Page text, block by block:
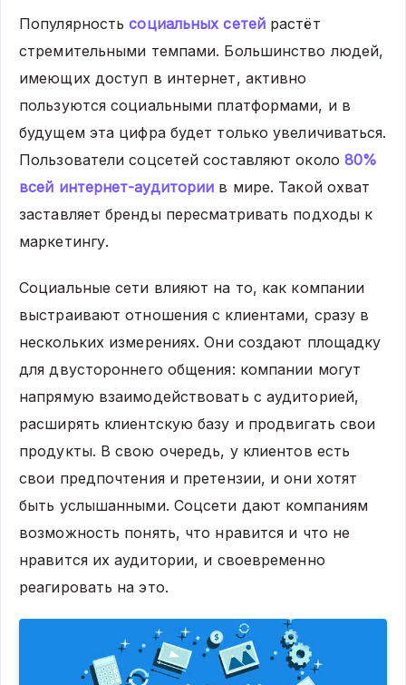
Популярностьсоциальных сетейрастёт
стремительными темпами. Большинство людей,
имеющих доступ в интернет, активно
пользуются социальными платформами, и в
будущем эта цифра будет только увеличиваться.
Пользователи соцсетей составляют около 80%
всей интернет-аудитории в мире. Такой охват
заставляет бренды пересматривать подходы к
маркетингу.
Социальные сети влияют на то, как компании
выстраивают отношения с клиентами, сразу в
нескольких измерениях. Они создают площадку
для двустороннего общения: компании могут
напрямую взаимодействовать с аудиторией,
расширять клиентскую базу и продвигать свои
продукты. В свою очередь, у клиентов есть
свои предпочтения и претензии, и они хотят
быть услышанными. Соцсети дают компаниям
возможность понять, что нравится и что не
нравится их аудитории, и своевременно
реагировать на это.